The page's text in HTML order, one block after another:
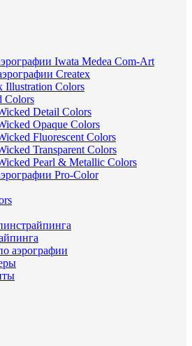
Iwata Medea Com-Art
Createx
Illustration Colors
Colors
Detail Colors
Opaque Colors
Fluorescent Colors
Transparent Colors
Pearl & Metallic Colors
Pro-Color
аэрографии